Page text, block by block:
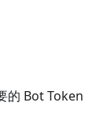
的 Bot Token